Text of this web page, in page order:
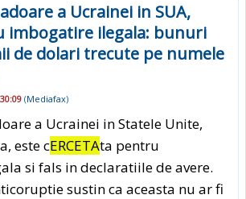
a Ucrainei in SUA,
imbogatire ilegala: bunuri
de dolari trecute pe numele
(Mediafax)
a Ucrainei in Statele Unite,
este cERCETAta pentru
si fals in declaratiile de avere.
sustin ca aceasta nu ar fi